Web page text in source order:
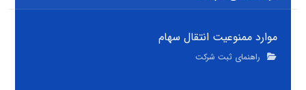
موارد ممنوعیت انتقال سهام
راهنمای ثبت شرکت